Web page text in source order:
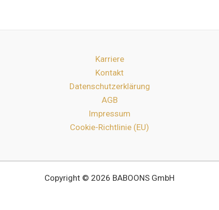
Karriere
Kontakt
Datenschutzerklärung
AGB
Impressum
Cookie-Richtlinie (EU)
Copyright © 2026 BABOONS GmbH